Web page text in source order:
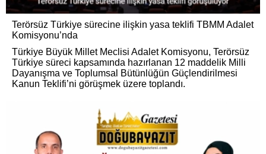
Terörsüz Türkiye sürecine ilişkin yasa teklifi TBMM Adalet
Komisyonu’nda
Türkiye Büyük Millet Meclisi Adalet Komisyonu, Terörsüz
Türkiye süreci kapsamında hazırlanan 12 maddelik Milli
Dayanışma ve Toplumsal Bütünlüğün Güçlendirilmesi
Kanun Teklifi’ni görüşmek üzere toplandı.